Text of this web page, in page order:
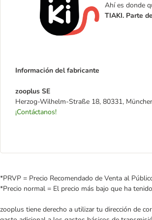
Ahí es donde
TIAKI. Parte
Información del fabricante
zooplus SE
Herzog-Wilhelm-Straße 18, 80331,
¡Contáctanos!
*PRVP = Precio Recomendado de Venta al
*Precio normal = El precio más bajo que ha
zooplus tiene derecho a utilizar tu dirección de